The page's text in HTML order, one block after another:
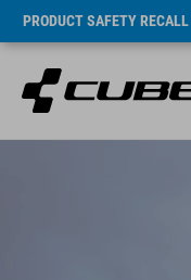
PRODUCT SAFETY RECALL